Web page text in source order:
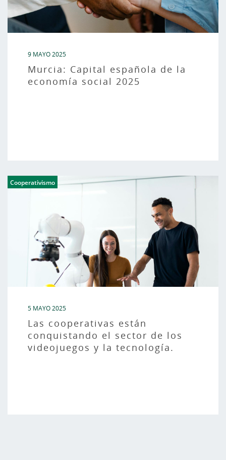
9 MAYO 2025
Murcia: Capital española de la
economía social 2025
Cooperativismo
5 MAYO 2025
Las cooperativas están
conquistando el sector de los
videojuegos y la tecnología.